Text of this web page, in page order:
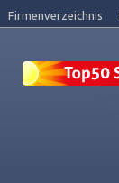
Firmenverzeichnis